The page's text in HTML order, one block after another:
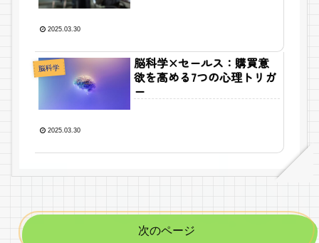
2025.03.30
脳科学
脳科学×セールス：購買意
欲を高める7つの心理トリガ
ー
2025.03.30
次のページ